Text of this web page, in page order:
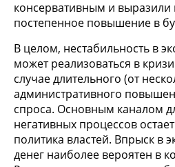
консервативным и выразили
постепенное повышение в
В целом, нестабильность в
может реализоваться в
случае длительного (от
административного
спроса. Основным каналом
негативных процессов
политика властей. Впрыск в
денег наиболее вероятен в